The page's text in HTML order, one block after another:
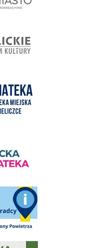
Miasta i Gminy Wieliczka